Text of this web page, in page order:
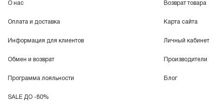
О нас
Оплата и доставка
Информация для клиентов
Обмен и возврат
Программа лояльности
SALE ДО -80%
Возврат товара
Карта сайта
Личный кабинет
Производители
Блог